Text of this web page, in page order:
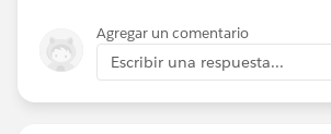
Jayson
Agregar un comentario
Escribir una respuesta...